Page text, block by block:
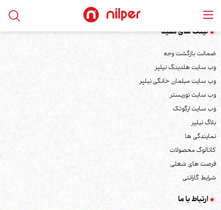
لینک های مفید
ضمانت بازگشت وجه
وب سایت هلدینگ نیلپر
وب سایت مبلمان خانگی نیلپر
وب سایت توریستر
وب سایت ارگوتک
بلاگ نیلپر
نمایندگی ها
کاتالوگ محصولات
فرصت های شغلی
شرایط گارانتی
ارتباط با ما